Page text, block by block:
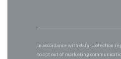
In accordance with data protection
to opt out of marketing